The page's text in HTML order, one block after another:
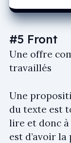
#5 Front
Une offre
travaillés
Une
du texte est
lire et donc à
est d’avoir